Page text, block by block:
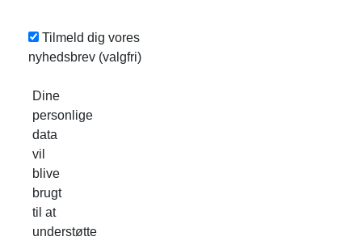
Tilmeld dig vores
nyhedsbrev (valgfri)
Dine
personlige
data
vil
blive
brugt
til at
understøtte